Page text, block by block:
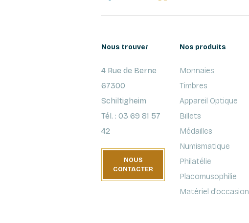
Nous trouver
4 Rue de Berne
67300
Schiltigheim
Tél. : 03 69 81 57
42
NOUS
CONTACTER
Nos produits
Monnaies
Timbres
Appareil Optique
Billets
Médailles
Numismatique
Philatélie
Placomusophilie
Matériel d'occasion